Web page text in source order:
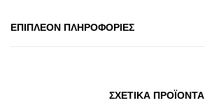
ΕΠΙΠΛΈΟΝ ΠΛΗΡΟΦΟΡΊΕΣ
ΣΧΕΤΙΚΆ ΠΡΟΪΌΝΤΑ